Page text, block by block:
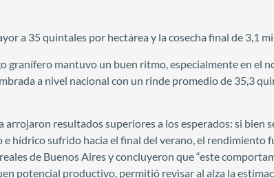
a 35 quintales por hectárea y la cosecha final de 3,1
granífero mantuvo un buen ritmo, especialmente en el
a nivel nacional con un rinde promedio de 35,3
resultados superiores a los esperados: si bien
hídrico sufrido hacia el final del verano, el rendimiento
de Buenos Aires y concluyeron que “este
potencial productivo, permitió revisar al alza la